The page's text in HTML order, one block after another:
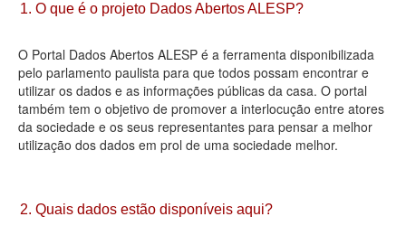
Dados Governamentais Abertos
Planejamento
Catálogo de dados
Processo Legislativo
Deputados Estaduais
1. O que é o projeto Dados Abertos ALESP?
O Portal Dados Abertos ALESP é a ferramenta disponibilizada
pelo parlamento paulista para que todos possam encontrar e
utilizar os dados e as informações públicas da casa. O portal
também tem o objetivo de promover a interlocução entre atores
da sociedade e os seus representantes para pensar a melhor
utilização dos dados em prol de uma sociedade melhor.
2. Quais dados estão disponíveis aqui?